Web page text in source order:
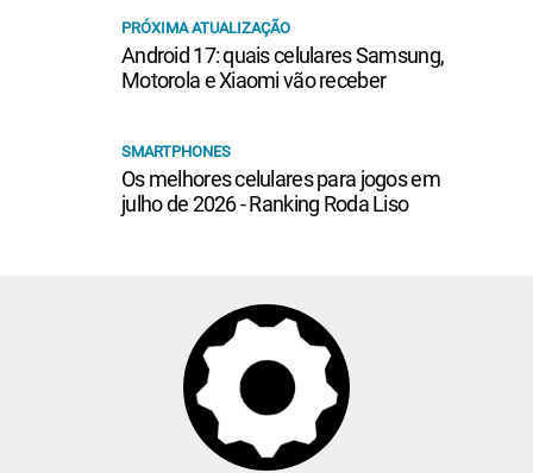
PRÓXIMA ATUALIZAÇÃO
Android 17: quais celulares Samsung,
Motorola e Xiaomi vão receber
SMARTPHONES
Os melhores celulares para jogos em
julho de 2026 - Ranking Roda Liso